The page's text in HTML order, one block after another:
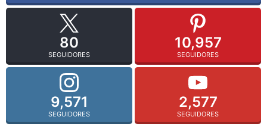
80
SEGUIDORES
10,957
SEGUIDORES
9,571
SEGUIDORES
2,577
SEGUIDORES